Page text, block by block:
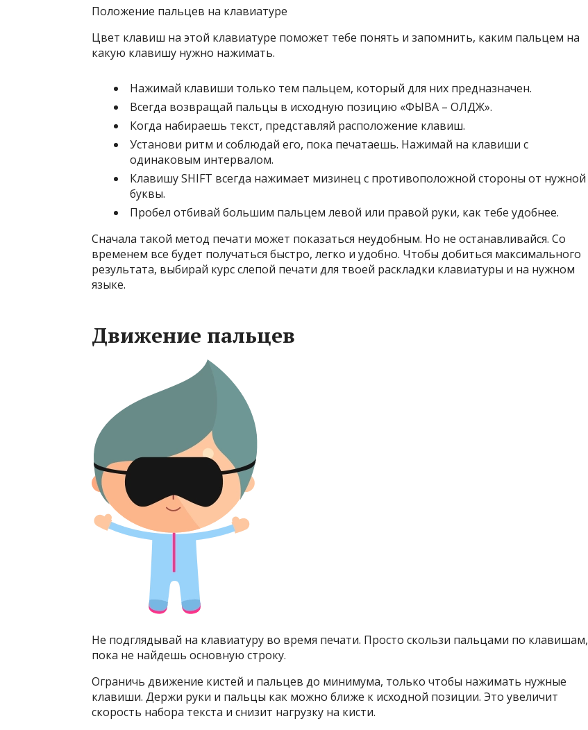
Положение пальцев на клавиатуре
Цвет клавиш на этой клавиатуре поможет тебе понять и запомнить, каким пальцем на
какую клавишу нужно нажимать.
Нажимай клавиши только тем пальцем, который для них предназначен.
Всегда возвращай пальцы в исходную позицию «ФЫВА – ОЛДЖ».
Когда набираешь текст, представляй расположение клавиш.
Установи ритм и соблюдай его, пока печатаешь. Нажимай на клавиши с
одинаковым интервалом.
Клавишу SHIFT всегда нажимает мизинец с противоположной стороны от нужной
буквы.
Пробел отбивай большим пальцем левой или правой руки, как тебе удобнее.
Сначала такой метод печати может показаться неудобным. Но не останавливайся. Со
временем все будет получаться быстро, легко и удобно. Чтобы добиться максимального
результата, выбирай курс слепой печати для твоей раскладки клавиатуры и на нужном
языке.
Движение пальцев
Не подглядывай на клавиатуру во время печати. Просто скользи пальцами по клавишам,
пока не найдешь основную строку.
Ограничь движение кистей и пальцев до минимума, только чтобы нажимать нужные
клавиши. Держи руки и пальцы как можно ближе к исходной позиции. Это увеличит
скорость набора текста и снизит нагрузку на кисти.